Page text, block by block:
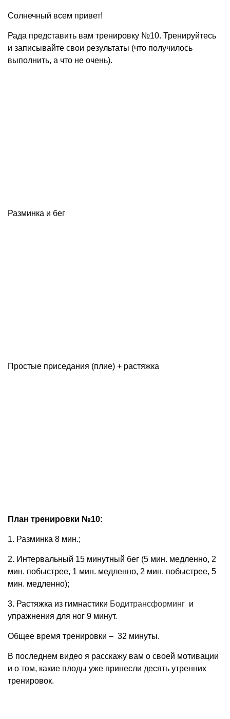
Солнечный всем привет!
Рада представить вам тренировку №10. Тренируйтесь
и записывайте свои результаты (что получилось
выполнить, а что не очень).
Разминка и бег
Простые приседания (плие) + растяжка
План тренировки №10:
1. Разминка 8 мин.;
2. Интервальный 15 минутный бег (5 мин. медленно, 2
мин. побыстрее, 1 мин. медленно, 2 мин. побыстрее, 5
мин. медленно);
3. Растяжка из гимнастики Бодитрансформинг и
упражнения для ног 9 минут.
Общее время тренировки – 32 минуты.
В последнем видео я расскажу вам о своей мотивации
и о том, какие плоды уже принесли десять утренних
тренировок.